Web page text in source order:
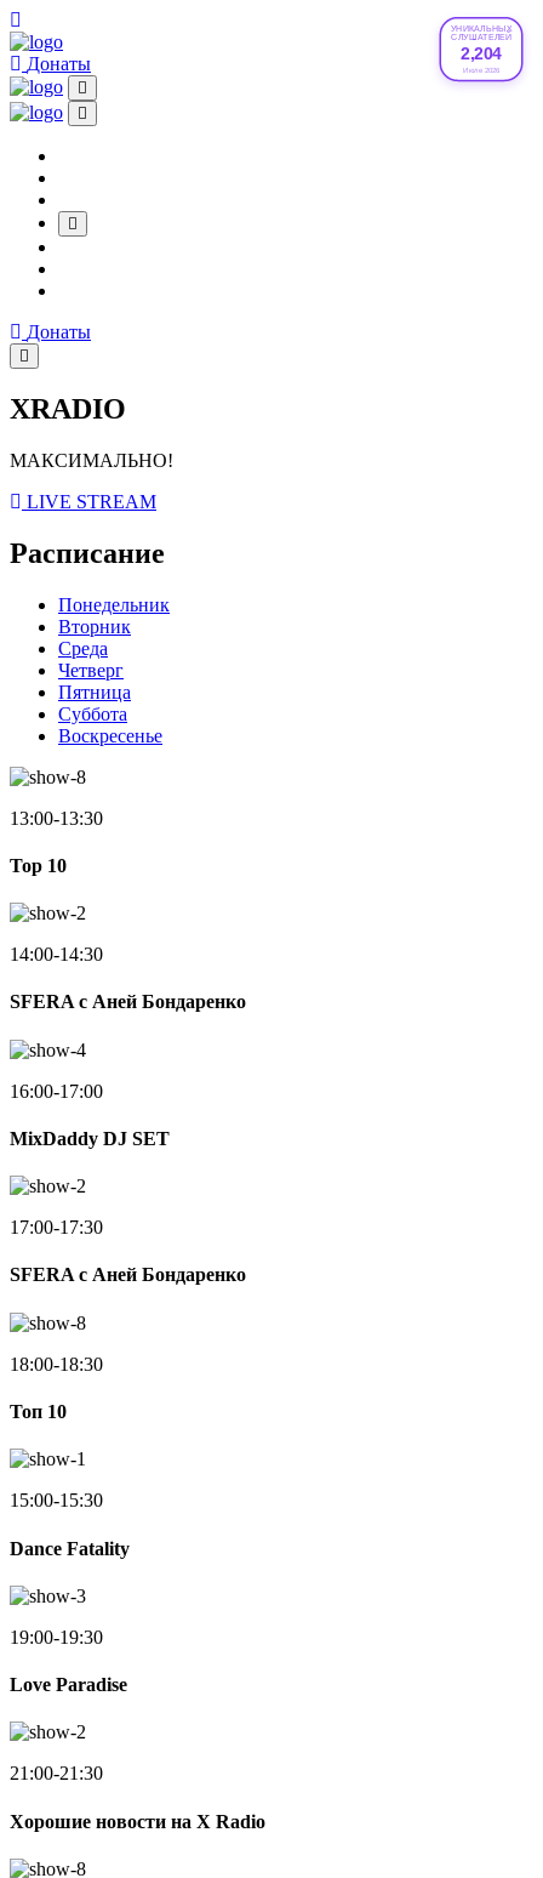
УНИКАЛЬНЫХ
СЛУШАТЕЛЕЙ
2,204
Июле 2026
Донаты
Донаты
XRADIO
МАКСИМАЛЬНО!
LIVE STREAM
Расписание
Понедельник
Вторник
Среда
Четверг
Пятница
Суббота
Воскресенье
13:00-13:30
Top 10
14:00-14:30
SFERA с Аней Бондаренко
16:00-17:00
MixDaddy DJ SET
17:00-17:30
SFERA с Аней Бондаренко
18:00-18:30
Toп 10
15:00-15:30
Dance Fatality
19:00-19:30
Love Paradise
21:00-21:30
Хорошие новости на X Radio